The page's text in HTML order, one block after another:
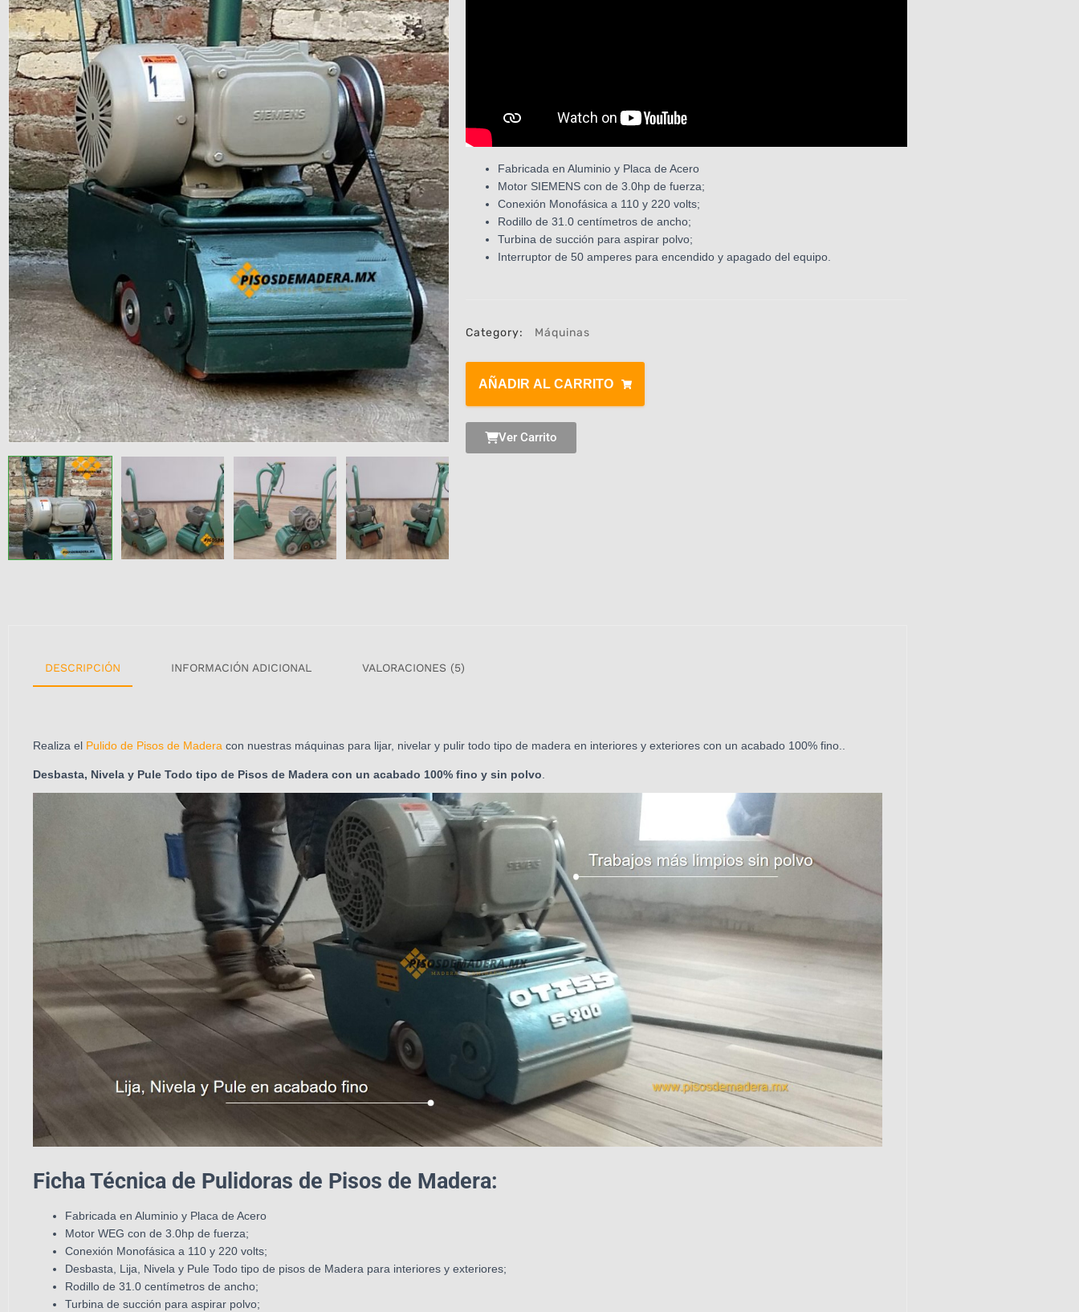
Fabricada en Aluminio y Placa de Acero
Motor SIEMENS con de 3.0hp de fuerza;
Conexión Monofásica a 110 y 220 volts;
Rodillo de 31.0 centímetros de ancho;
Turbina de succión para aspirar polvo;
Interruptor de 50 amperes para encendido y apagado del equipo.
Category: Máquinas
AÑADIR AL CARRITO
Ver Carrito
DESCRIPCIÓN INFORMACIÓN ADICIONAL VALORACIONES (5)
Realiza el Pulido de Pisos de Madera con nuestras máquinas para lijar, nivelar y pulir todo tipo de madera en interiores y exteriores con un acabado 100% fino..
Desbasta, Nivela y Pule Todo tipo de Pisos de Madera con un acabado 100% fino y sin polvo
Ficha Técnica de Pulidoras de Pisos de Madera:
Fabricada en Aluminio y Placa de Acero
Motor WEG con de 3.0hp de fuerza;
Conexión Monofásica a 110 y 220 volts;
Desbasta, Lija, Nivela y Pule Todo tipo de pisos de Madera para interiores y exteriores;
Rodillo de 31.0 centímetros de ancho;
Turbina de succión para aspirar polvo;